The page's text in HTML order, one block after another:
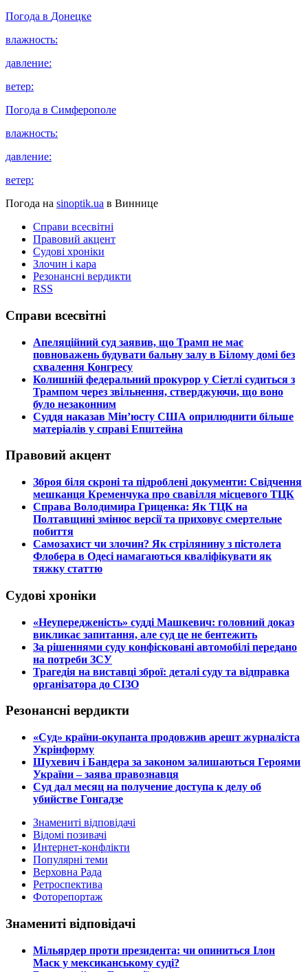
Погода в Донецке
влажность:
давление:
ветер:
Погода в Симферополе
влажность:
давление:
ветер:
Погода на sinoptik.ua в Виннице
Справи всесвітні
Правовий акцент
Судові хроніки
Злочин і кара
Резонансні вердикти
RSS
Справи всесвітні
​Апеляційний суд заявив, що Трамп не має
повноважень будувати бальну залу в Білому домі без
схвалення Конгресу
​Колишній федеральний прокурор у Сіетлі судиться з
Трампом через звільнення, стверджуючи, що воно
було незаконним
​Суддя наказав Мін’юсту США оприлюднити більше
матеріалів у справі Епштейна
Правовий акцент
​Зброя біля скроні та підроблені документи: Свідчення
мешканця Кременчука про свавілля місцевого ТЦК
​Справа Володимира Гриценка: Як ТЦК на
Полтавщині змінює версії та приховує смертельне
побиття
​Самозахист чи злочин? Як стрілянину з пістолета
Флобера в Одесі намагаються кваліфікувати як
тяжку статтю
Судові хроніки
​«Неупередженість» судді Машкевич: головний доказ
викликає запитання, але суд це не бентежить
​За рішеннями суду конфісковані автомобілі передано
на потреби ЗСУ
​Трагедія на виставці зброї: деталі суду та відправка
організатора до СІЗО
Резонансні вердикти
​«Суд» країни-окупанта продовжив арешт журналіста
Укрінформу
Шухевич і Бандера за законом залишаються Героями
України – заява правознавця
Суд дал месяц на получение доступа к делу об
убийстве Гонгадзе
Знамениті відповідачі
Відомі позивачі
Интернет-конфлікти
Популярні теми
Верховна Рада
Ретроспектива
Фоторепортаж
Знамениті відповідачі
​Мільярдер проти президента: чи опиниться Ілон
Маск у мексиканському суді?